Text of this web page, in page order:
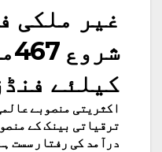
غیر ملکی
کیلئے
اکثریتی منصوبے
ترقیاتی بینک کے
درآمد کی رفتار سست